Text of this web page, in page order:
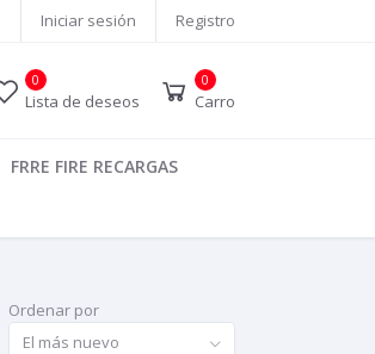
Iniciar sesión Registro
0
Lista de deseos
0
Carro
FRRE FIRE RECARGAS
Ordenar por
El más nuevo